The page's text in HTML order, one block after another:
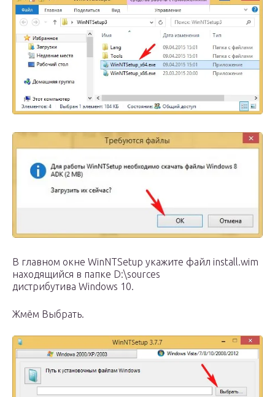
В главном окне WinNTSetup укажите файл install.wim
находящийся в папке D:\sources
дистрибутива Windows 10.
Жмём Выбрать.